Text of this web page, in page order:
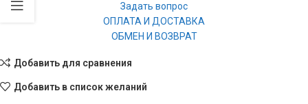
Задать вопрос
ОПЛАТА И ДОСТАВКА
ОБМЕН И ВОЗВРАТ
Добавить для сравнения
Добавить в список желаний